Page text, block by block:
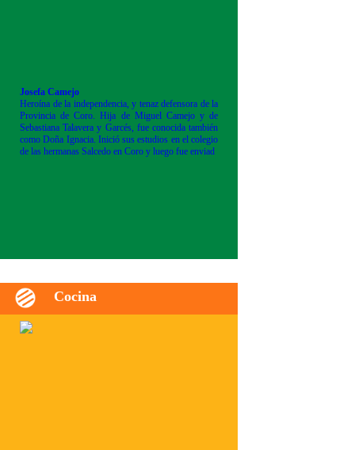
Josefa Camejo
Heroína de la independencia, y tenaz defensora de la
Provincia de Coro. Hija de Miguel Camejo y de
Sebastiana Talavera y Garcés, fue conocida también
como Doña Ignacia. Inició sus estudios en el colegio
de las hermanas Salcedo en Coro y luego fue enviad
Cocina